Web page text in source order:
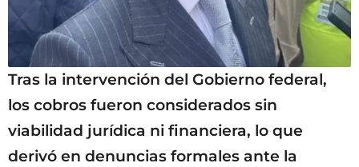
Tras la intervención del Gobierno federal,
los cobros fueron considerados sin
viabilidad jurídica ni financiera, lo que
derivó en denuncias formales ante la